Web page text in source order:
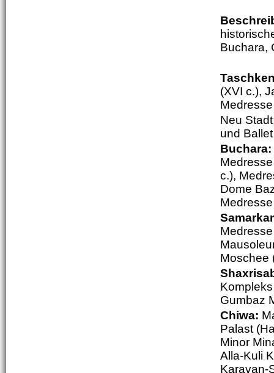
Buchara,
(XVI c.),
Neu
und
Buchara:
c.),
Dome
Moschee
Gumbaz
Chiwa:
Palast
Minor
Alla-Kuli
Karavan-